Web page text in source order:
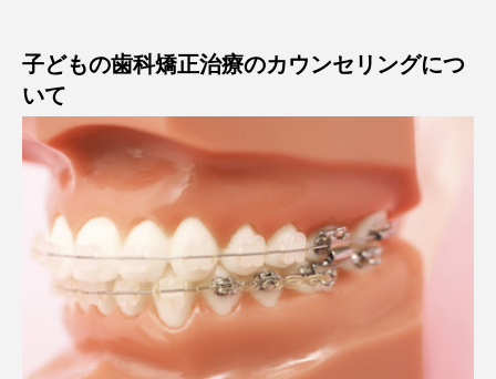
子どもの歯科矯正治療のカウンセリングにつ
いて